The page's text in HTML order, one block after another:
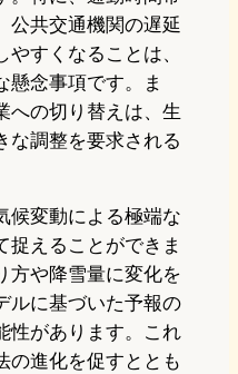
公共交通機関の遅延
すくなることは、
懸念事項です。ま
への切り替えは、生
な調整を要求される
候変動による極端な
捉えることができま
方や降雪量に変化を
ルに基づいた予報の
性があります。これ
の進化を促すととも